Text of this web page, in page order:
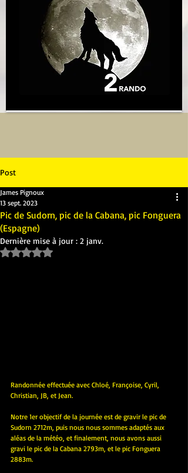
Post
Pic de Sudorn, pic de la Cabana, pic Fonguera
(Espagne)
James Pignoux
13 sept. 2023
Dernière mise à jour : 2 janv.
Noté NaN étoiles sur 5.
Randonnée effectuée avec Chloé, Françoise, Cyril,
Christian, JB, et Jean.
Notre 1er objectif de la journée est de gravir le pic de
Sudorn 2712m, puis nous nous sommes adaptés aux
aléas de la météo, et finalement, nous avons aussi
gravi le pic de la Cabana 2793m, et le pic Fonguera
2883m.